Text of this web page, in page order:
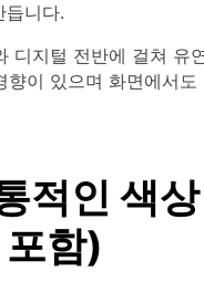
듭니다.
디지털 전반에 걸쳐 유
이 있으며 화면에서
적인 색
함)